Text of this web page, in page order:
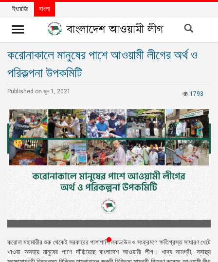
খবর
দলের
নিবন্ধ
বিশেষ
প্রতিবেদন
মতামত
উন্নয়নের
বাংলাদেশ
নিউজলেটার
প্রেস
রিলিজ
প্রকাশনা
ইংরেজি বাংলা
করোনাকালে মানুষের পাশে আওয়ামী লীগের অর্থ ও
পরিকল্পনা উপকমিটি
1793
Published on জুন 1, 2021
করোনা মহামারীর শুরু থেকেই সরকারের পাশাপাশি লকডাউন ও সংক্রমণে ক্ষতিগ্রস্ত সাধারণ খেটে
খাওয়া অসহায় মানুষের পাশে দাঁড়িয়েছে বাংলাদেশ আওয়ামী লীগ। খাদ্য সামগ্রী, স্বাস্থ্য